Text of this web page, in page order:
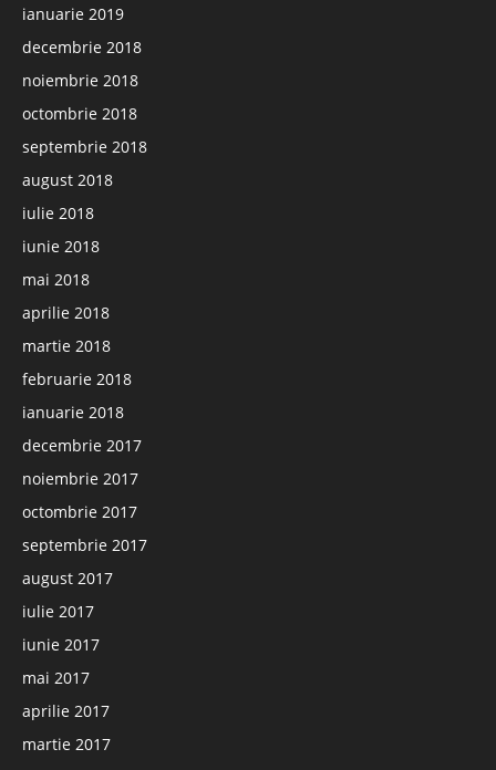
ianuarie 2019
decembrie 2018
noiembrie 2018
octombrie 2018
septembrie 2018
august 2018
iulie 2018
iunie 2018
mai 2018
aprilie 2018
martie 2018
februarie 2018
ianuarie 2018
decembrie 2017
noiembrie 2017
octombrie 2017
septembrie 2017
august 2017
iulie 2017
iunie 2017
mai 2017
aprilie 2017
martie 2017